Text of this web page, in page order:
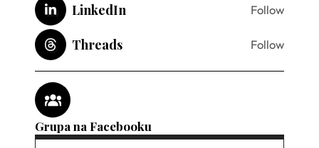
LinkedIn Follow
Threads Follow
Grupa na Facebooku